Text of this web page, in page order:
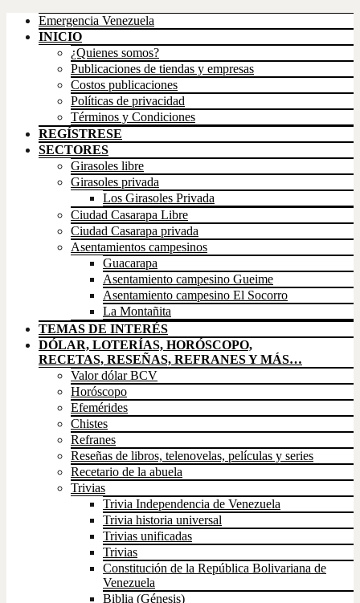
Emergencia Venezuela
INICIO
¿Quienes somos?
Publicaciones de tiendas y empresas
Costos publicaciones
Políticas de privacidad
Términos y Condiciones
REGÍSTRESE
SECTORES
Girasoles libre
Girasoles privada
Los Girasoles Privada
Ciudad Casarapa Libre
Ciudad Casarapa privada
Asentamientos campesinos
Guacarapa
Asentamiento campesino Gueime
Asentamiento campesino El Socorro
La Montañita
TEMAS DE INTERÉS
DÓLAR, LOTERÍAS, HORÓSCOPO,
RECETAS, RESEÑAS, REFRANES Y MÁS…
Valor dólar BCV
Horóscopo
Efemérides
Chistes
Refranes
Reseñas de libros, telenovelas, películas y series
Recetario de la abuela
Trivias
Trivia Independencia de Venezuela
Trivia historia universal
Trivias unificadas
Trivias
Constitución de la República Bolivariana de
Venezuela
Biblia (Génesis)